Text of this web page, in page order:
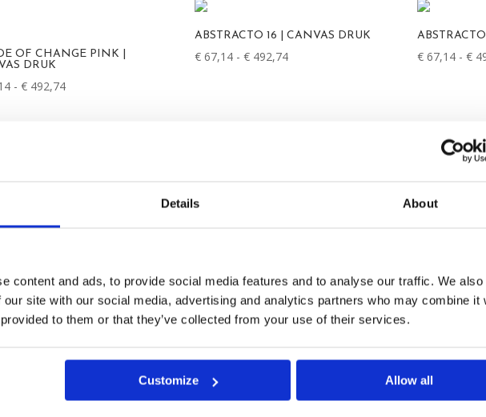
Details About
content and ads, to provide social media features and to analyse our traffic. We also
our site with our social media, advertising and analytics partners who may combine it
to them or that they’ve collected from your use of their services.
Customize Allow all
OF CHANGE PINK |
DRUK
- € 492,74
ABSTRACTO 16 | CANVAS DRUK
€ 67,14 - € 492,74 € 67,14 - €